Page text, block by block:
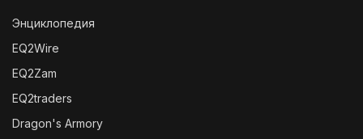
Энциклопедия
EQ2Wire
EQ2Zam
EQ2traders
Dragon's Armory